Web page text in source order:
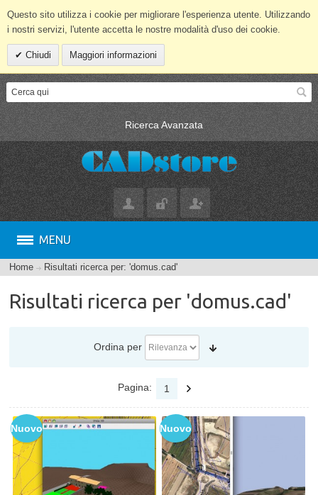
Questo sito utilizza i cookie per migliorare l'esperienza utente. Utilizzando
i nostri servizi, l'utente accetta le nostre modalità d'uso dei cookie.
Chiudi Maggiori informazioni
Ricerca Avanzata
MENU
Home Risultati ricerca per: 'domus.cad'
Risultati ricerca per 'domus.cad'
Ordina per
Pagina: 1
Nuovo Nuovo